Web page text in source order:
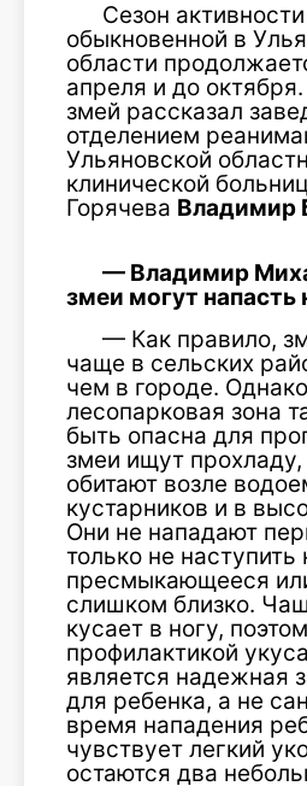
Сезон
обыкновенной в
области
апреля и до
змей рассказал
отделением
Ульяновской
клинической
Горячева Владимир
— Владимир
змеи могут напасть
— Как правило,
чаще в сельских
чем в городе.
лесопарковая зона
быть опасна для
змеи ищут прохладу,
обитают возле
кустарников и в
Они не нападают
только не наступить
пресмыкающееся
слишком близко.
кусает в ногу,
профилактикой
является надежная
для ребенка, а не
время нападения
чувствует легкий
остаются два